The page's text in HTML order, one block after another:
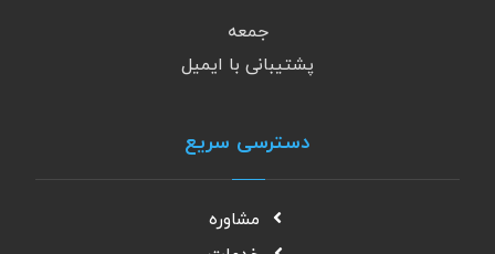
جمعه
پشتیبانی با ایمیل
دسترسی سریع
مشاوره